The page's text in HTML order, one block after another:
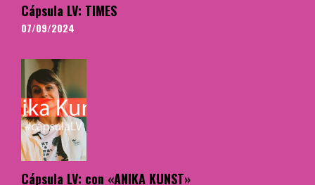
Cápsula LV: TIMES
07/09/2024
Cápsula LV: con «ANIKA KUNST»